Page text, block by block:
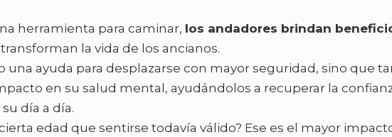
herramienta para caminar, los andadores brindan
la vida de los ancianos.
una ayuda para desplazarse con mayor seguridad, sino que
en su salud mental, ayudándolos a recuperar la
día a día.
edad que sentirse todavía válido? Ese es el mayor